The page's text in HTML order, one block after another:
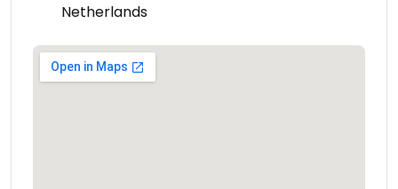
Netherlands